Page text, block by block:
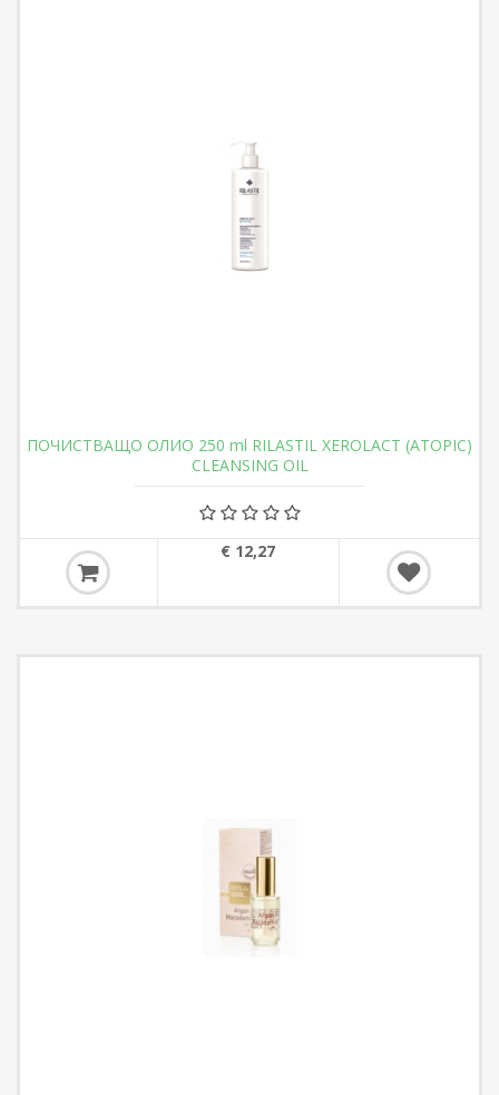
ПОЧИСТВАЩО ОЛИО 250 ml RILASTIL XEROLACT (ATOPIC)
CLEANSING OIL
€ 12,27